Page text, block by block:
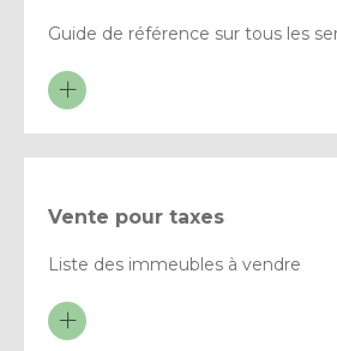
Guide de référence sur tous les
Vente pour taxes
Liste des immeubles à vendre